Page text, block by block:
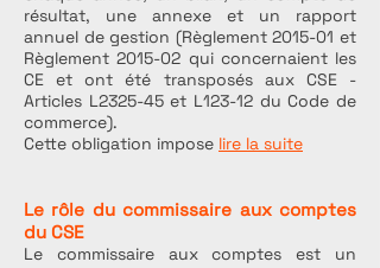
résultat, une annexe et un rapport
annuel de gestion (Règlement 2015-01 et
Règlement 2015-02 qui concernaient les
CE et ont été transposés aux CSE -
Articles L2325-45 et L123-12 du Code de
commerce).
Cette obligation impose lire la suite
Le rôle du commissaire aux comptes
du CSE
Le commissaire aux comptes est un